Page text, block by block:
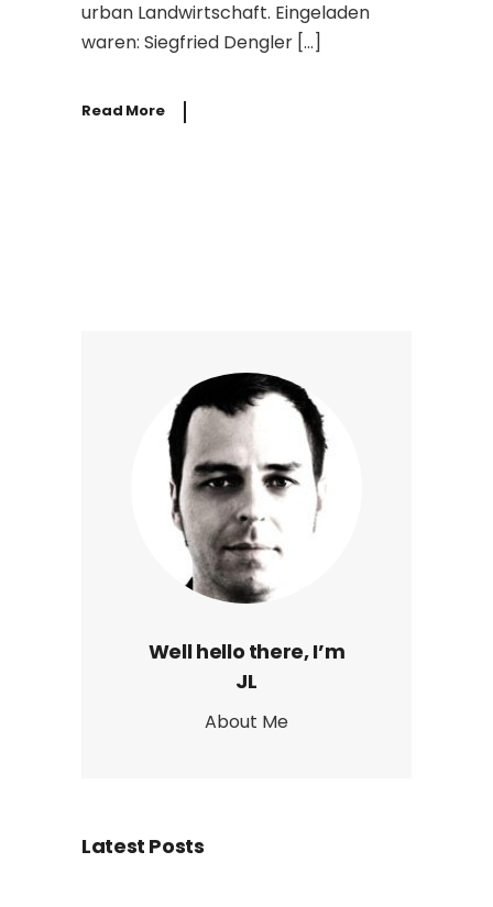
urban Landwirtschaft. Eingeladen
waren: Siegfried Dengler […]
Read More
Well hello there, I’m
JL
About Me
Latest Posts